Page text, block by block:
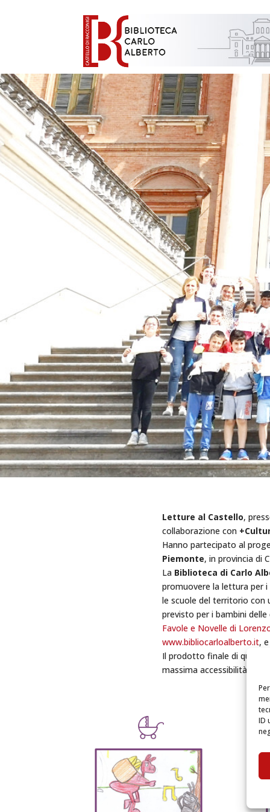
ID
Letture al Castello,
collaborazione con
Hanno partecipato al
Piemonte, in provincia di
La Biblioteca di Carlo
promuovere la lettura per
le scuole del territorio con
previsto per i bambini
Favole e Novelle di
www.bibliocarloalberto.it,
Il prodotto finale di
massima accessibilità al